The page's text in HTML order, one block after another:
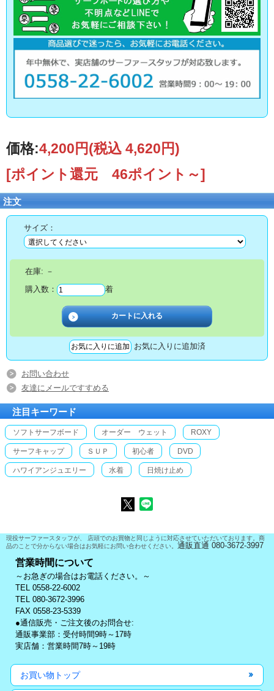
価格:4,200円(税込 4,620円)
[ポイント還元 46ポイント～]
注文
サイズ：
在庫: －
購入数：
着
お気に入りに追加済
お問い合わせ
友達にメールですすめる
注目キーワード
ソフトサーフボード オーダー ウェット ROXY
サーフキャップ ＳＵＰ 初心者 DVD
ハワイアンジュエリー 水着 日焼け止め
現役サーファースタッフが、 店頭でのお買物と同じように対応させていただいております。商
品のことで分からない場合はお気軽にお問い合わせください。 通販直通 080-3672-3997
営業時間について
～お急ぎの場合はお電話ください。～
TEL 0558-22-6002
TEL 080-3672-3996
FAX 0558-23-5339
●通信販売・ご注文後のお問合せ:
通販事業部：受付時間9時～17時
実店舗：営業時間7時～19時
お買い物トップ